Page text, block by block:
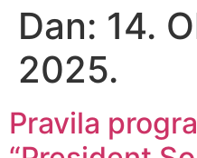
Dan: 14.
2025.
Pravila